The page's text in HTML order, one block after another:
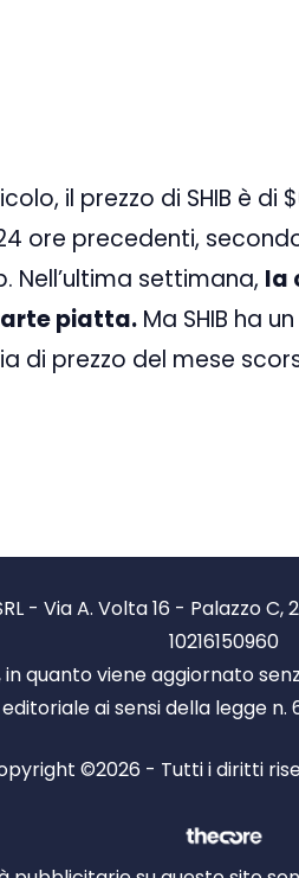
il prezzo di SHIB è di
ore precedenti,
Nell’ultima settimana, la
piatta. Ma SHIB ha
di prezzo del mese
- Via A. Volta 16 - Palazzo
10216150960
quanto viene aggiornato
editoriale ai sensi della legge n.
©2026 - Tutti i diritti